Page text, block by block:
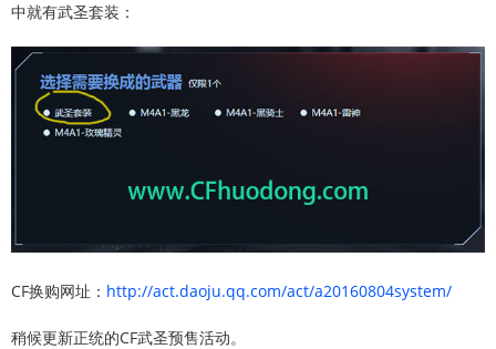
中就有武圣套装：
CF换购网址： http://act.daoju.qq.com/act/a20160804system/
稍候更新正统的CF武圣预售活动。